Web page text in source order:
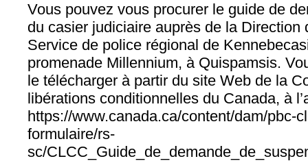
Vous pouvez vous procurer le guide de
du casier judiciaire auprès de la Direction
Service de police régional de
promenade Millennium, à Quispamsis.
le télécharger à partir du site Web de la
libérations conditionnelles du Canada, à
https://www.canada.ca/content/dam/
formulaire/rs-
sc/